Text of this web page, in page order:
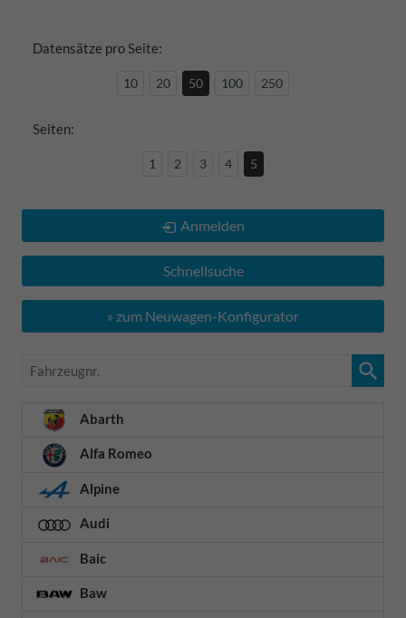
Datensätze pro Seite:
10 20 50 100 250
Seiten:
1 2 3 4 5
Anmelden
Schnellsuche
» zum Neuwagen-Konfigurator
Fahrzeugnr.
Abarth
Alfa Romeo
Alpine
Audi
Baic
Baw